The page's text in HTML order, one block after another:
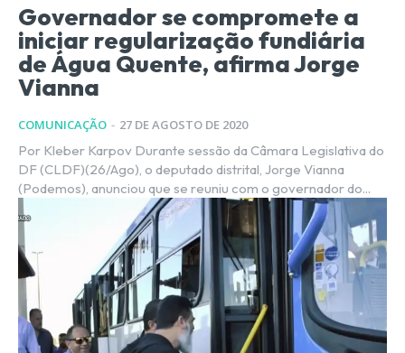
Governador se compromete a
iniciar regularização fundiária
de Água Quente, afirma Jorge
Vianna
COMUNICAÇÃO - 27 DE AGOSTO DE 2020
Por Kleber Karpov Durante sessão da Câmara Legislativa do
DF (CLDF)(26/Ago), o deputado distrital, Jorge Vianna
(Podemos), anunciou que se reuniu com o governador do...